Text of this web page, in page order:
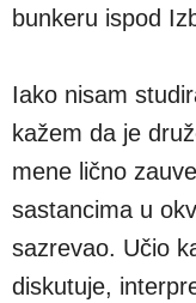
bunkeru ispod
Iako nisam
kažem da je
mene lično
sastancima u
sazrevao. Učio
diskutuje,